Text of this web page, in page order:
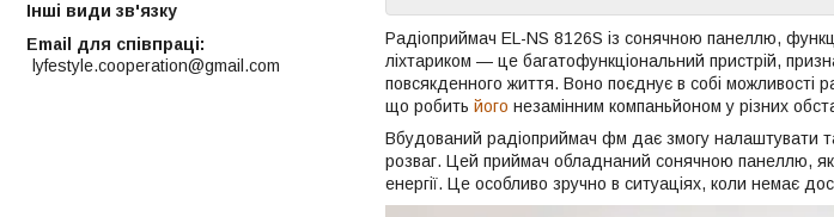
Радіоприймач EL-NS 8126S із сонячною панеллю,
ліхтариком — це багатофункціональний пристрій,
повсякденного життя. Воно поєднує в собі можливості
що робить його незамінним компаньйоном у різних
Вбудований радіоприймач фм дає змогу налаштувати
розваг. Цей приймач обладнаний сонячною панеллю,
енергії. Це особливо зручно в ситуаціях, коли немає
Інші види зв'язку
Email для співпраці
lyfestyle.cooperation@gmail.com